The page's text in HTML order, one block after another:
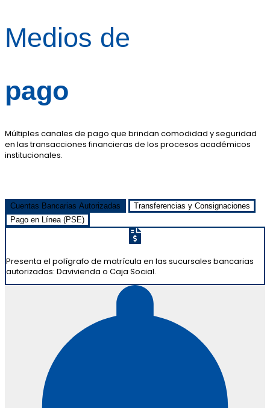
Medios de
pago
Múltiples canales de pago que brindan comodidad y seguridad
en las transacciones financieras de los procesos académicos
institucionales.
Cuentas Bancarias Autorizadas
Transferencias y Consignaciones
Pago en Línea (PSE)
Presenta el polígrafo de matrícula en las sucursales bancarias
autorizadas: Davivienda o Caja Social.